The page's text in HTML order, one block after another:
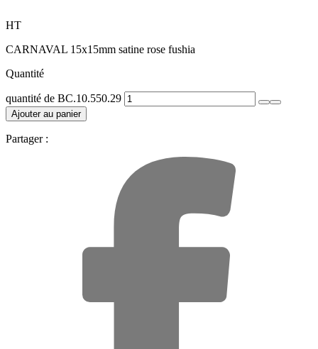
HT
CARNAVAL 15x15mm satine rose fushia
Quantité
quantité de BC.10.550.29
Ajouter au panier
Partager :